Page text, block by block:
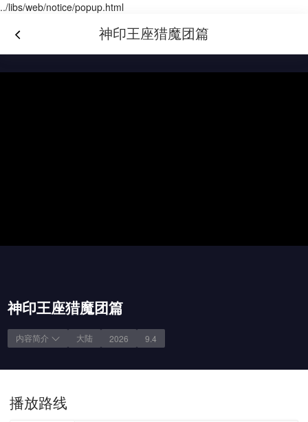
../libs/web/notice/popup.html
神印王座猎魔团篇
神印王座猎魔团篇
内容简介 大陆 2026 9.4
播放路线